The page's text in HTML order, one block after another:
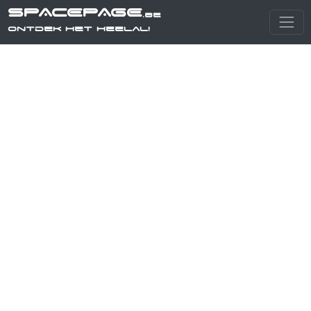
SPACEPAGE.be
Ontdek het heelal!